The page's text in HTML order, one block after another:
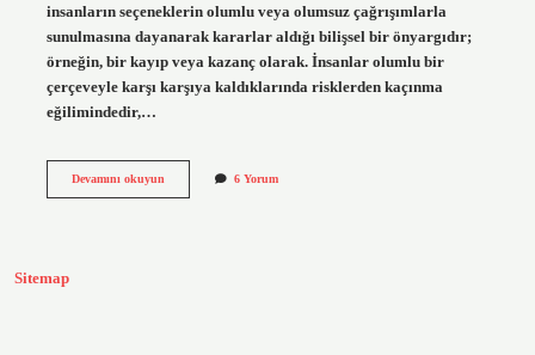
insanların seçeneklerin olumlu veya olumsuz çağrışımlarla
sunulmasına dayanarak kararlar aldığı bilişsel bir önyargıdır;
örneğin, bir kayıp veya kazanç olarak. İnsanlar olumlu bir
çerçeveyle karşı karşıya kaldıklarında risklerden kaçınma
eğilimindedir,…
Devamını okuyunÇerçeve
6 Yorum
Sitemap